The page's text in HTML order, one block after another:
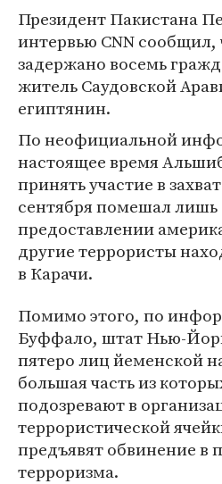
Президент Пакистана
интервью CNN сообщил,
задержано восемь
житель Саудовской
египтянин.
По неофициальной
настоящее время
принять участие в
сентября помешал лишь
предоставлении
другие террористы
в Карачи.
Помимо этого, по
Буффало, штат Нью-
пятеро лиц йеменской
большая часть из
подозревают в
террористической
предъявят обвинение в
терроризма.